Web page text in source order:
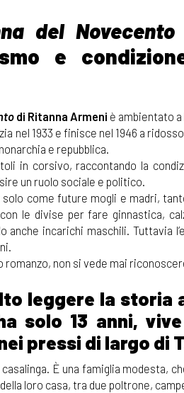
del Novecento
e
di Ritanna Armeni è ambientato
nel 1933 e finisce nel 1946 a
e repubblica.
in corsivo, raccontando la
un ruolo sociale e politico.
come future mogli e madri,
le divise per fare ginnastica,
anche incarichi maschili. Tuttavia
non si vede mai
leggere la storia
solo 13 anni,
pressi di largo di
casalinga. È una famiglia
loro casa, tra due poltrone,